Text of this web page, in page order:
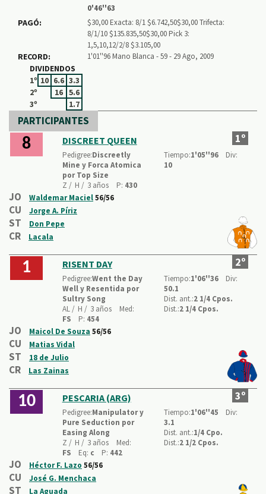
0'46''63
PAGÓ:
$30,00 Exacta: 8/1 $6.742,50$30,00 Trifecta:
8/1/10 $135.835,50$30,00 Pick 3:
1,5,10,12/2/8 $3.105,00
RECORD: 1'01''96 Mano Blanca - 59 - 29 Ago, 2009
DIVIDENDOS
1º 10 6.6 3.3
2º
16 5.6
3º
1.7
PARTICIPANTES
8 DISCREET QUEEN 1º
Pedigree:Discreetly
Mine y Forca Atomica
por Top Size
Z / H / 3 años P: 430
Tiempo:1'05''96
Div:
10
JO Waldemar Maciel56/56
CU Jorge A. Píriz
ST Don Pepe
CR Lacala
1 RISENT DAY 2º
Pedigree:Went the Day
Well y Resentida por
Sultry Song
AL / H / 3 años
Med:
FS
P: 454
Tiempo:1'06''36
Div:
50.1
Dist. ant.:2 1/4 Cpos.
Dist.:2 1/4 Cpos.
JO Maicol De Souza 56/56
CU Matias Vidal
ST 18 de Julio
CR Las Zainas
10 PESCARIA (ARG) 3º
Pedigree:Manipulator y
Pure Seduction por
Easing Along
Z / H / 3 años
Med:
FS
Eq: c P: 442
Tiempo:1'06''45
Div:
3.1
Dist. ant.:1/4 Cpo.
Dist.:2 1/2 Cpos.
JO Héctor F. Lazo 56/56
CU José G. Menchaca
ST La Aguada